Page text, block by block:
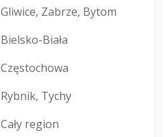
Gliwice, Zabrze, Bytom
Bielsko-Biała
Częstochowa
Rybnik, Tychy
Cały region